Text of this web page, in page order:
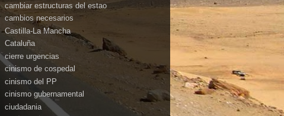
cambiar estructuras del estao
cambios necesarios
Castilla-La Mancha
Cataluña
cierre urgencias
cinismo de cospedal
cinismo del PP
cinismo gubernamental
ciudadania